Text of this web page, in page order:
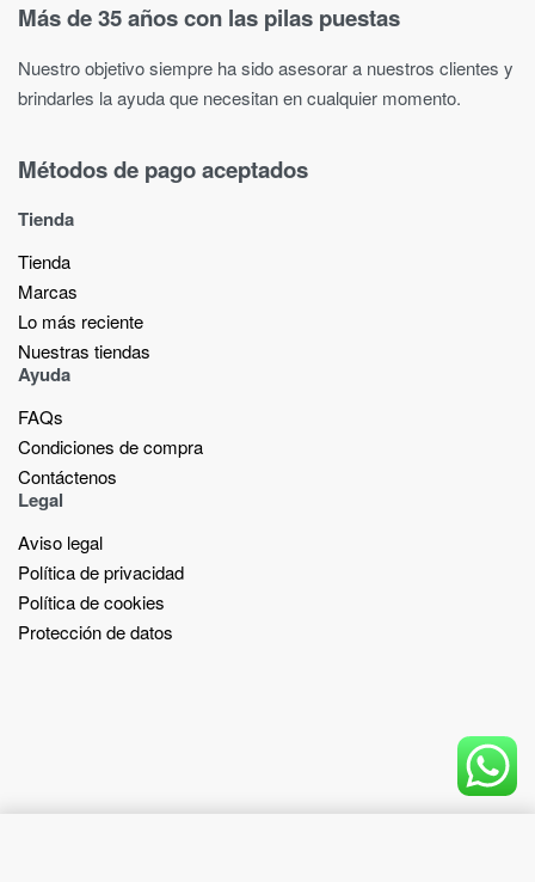
Más de 35 años con las pilas puestas
Nuestro objetivo siempre ha sido asesorar a nuestros clientes y
brindarles la ayuda que necesitan en cualquier momento.
Métodos de pago aceptados
Tienda
Tienda
Marcas
Lo más reciente​
Nuestras tiendas​
Ayuda
FAQs
Condiciones de compra
Contáctenos
Legal
Aviso legal
Política de privacidad
Política de cookies
Protección de datos